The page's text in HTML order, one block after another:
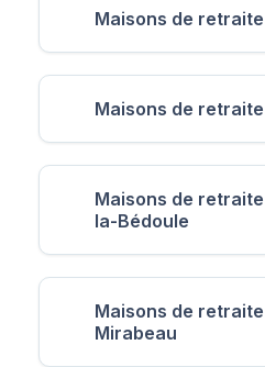
Maisons de
Maisons de
Maisons de
la-Bédoule
Maisons de
Mirabeau